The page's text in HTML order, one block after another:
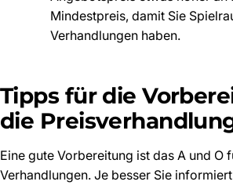
Mindestpreis, damit Sie
Verhandlungen haben.
Tipps für die
die
Eine gute Vorbereitung ist das A und O
Verhandlungen. Je besser Sie